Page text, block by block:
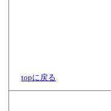
topに戻る